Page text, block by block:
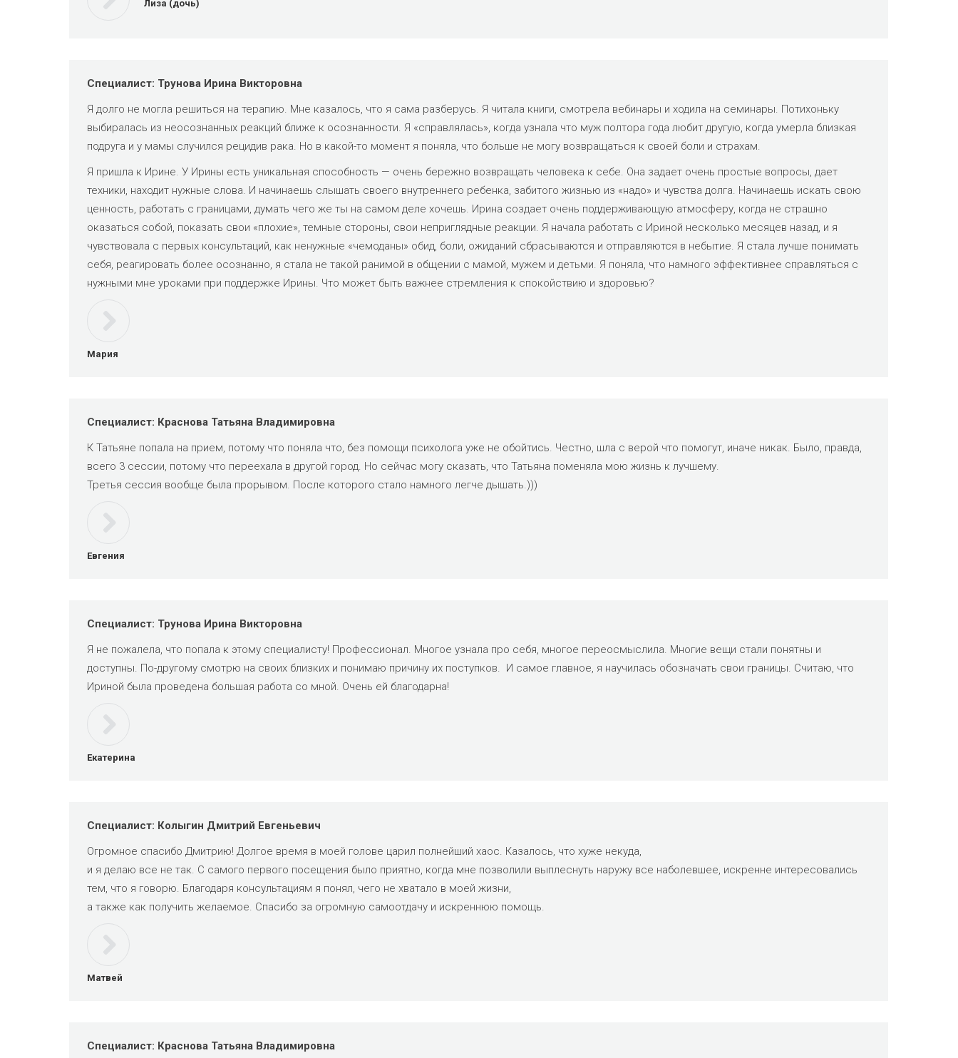
Лиза (дочь)
Специалист: Трунова Ирина Викторовна
Я долго не могла решиться на терапию. Мне казалось, что я сама разберусь. Я читала книги, смотрела вебинары и ходила на семинары. Потихоньку
выбиралась из неосознанных реакций ближе к осознанности. Я «справлялась», когда узнала что муж полтора года любит другую, когда умерла близкая
подруга и у мамы случился рецидив рака. Но в какой-то момент я поняла, что больше не могу возвращаться к своей боли и страхам.
Я пришла к Ирине. У Ирины есть уникальная способность — очень бережно возвращать человека к себе. Она задает очень простые вопросы, дает
техники, находит нужные слова. И начинаешь слышать своего внутреннего ребенка, забитого жизнью из «надо» и чувства долга. Начинаешь искать свою
ценность, работать с границами, думать чего же ты на самом деле хочешь. Ирина создает очень поддерживающую атмосферу, когда не страшно
оказаться собой, показать свои «плохие», темные стороны, свои неприглядные реакции. Я начала работать с Ириной несколько месяцев назад, и я
чувствовала с первых консультаций, как ненужные «чемоданы» обид, боли, ожиданий сбрасываются и отправляются в небытие. Я стала лучше понимать
себя, реагировать более осознанно, я стала не такой ранимой в общении с мамой, мужем и детьми. Я поняла, что намного эффективнее справляться с
нужными мне уроками при поддержке Ирины. Что может быть важнее стремления к спокойствию и здоровью?
Мария
Специалист: Краснова Татьяна Владимировна
К Татьяне попала на прием, потому что поняла что, без помощи психолога уже не обойтись. Честно, шла с верой что помогут, иначе никак. Было, правда,
всего 3 сессии, потому что переехала в другой город. Но сейчас могу сказать, что Татьяна поменяла мою жизнь к лучшему.
Третья сессия вообще была прорывом. После которого стало намного легче дышать.)))
Евгения
Специалист: Трунова Ирина Викторовна
Я не пожалела, что попала к этому специалисту! Профессионал. Многое узнала про себя, многое переосмыслила. Многие вещи стали понятны и
доступны. По-другому смотрю на своих близких и понимаю причину их поступков. И самое главное, я научилась обозначать свои границы. Считаю, что
Ириной была проведена большая работа со мной. Очень ей благодарна!
Екатерина
Специалист: Колыгин Дмитрий Евгеньевич
Огромное спасибо Дмитрию! Долгое время в моей голове царил полнейший хаос. Казалось, что хуже некуда,
и я делаю все не так. С самого первого посещения было приятно, когда мне позволили выплеснуть наружу все наболевшее, искренне интересовались
тем, что я говорю. Благодаря консультациям я понял, чего не хватало в моей жизни,
а также как получить желаемое. Спасибо за огромную самоотдачу и искреннюю помощь.
Матвей
Специалист: Краснова Татьяна Владимировна